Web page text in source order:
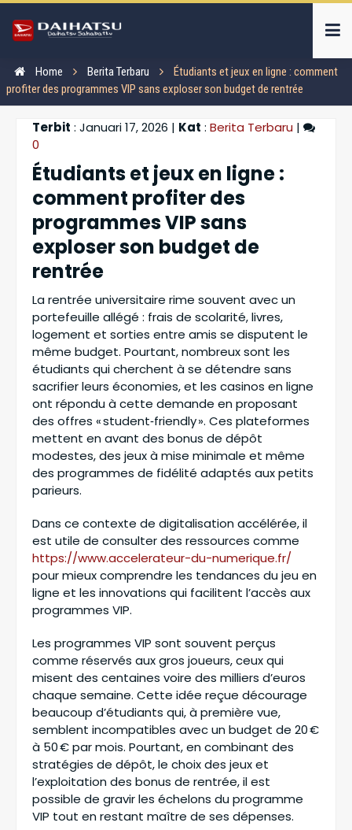
Home Berita Terbaru
Étudiants et jeux en ligne : comment
profiter des programmes VIP sans exploser son budget de rentrée
Terbit : Januari 17, 2026 | Kat : Berita Terbaru |
0
Étudiants et jeux en ligne :
comment profiter des
programmes VIP sans
exploser son budget de
rentrée
La rentrée universitaire rime souvent avec un
portefeuille allégé : frais de scolarité, livres,
logement et sorties entre amis se disputent le
même budget. Pourtant, nombreux sont les
étudiants qui cherchent à se détendre sans
sacrifier leurs économies, et les casinos en ligne
ont répondu à cette demande en proposant
des offres « student‑friendly ». Ces plateformes
mettent en avant des bonus de dépôt
modestes, des jeux à mise minimale et même
des programmes de fidélité adaptés aux petits
parieurs.
Dans ce contexte de digitalisation accélérée, il
est utile de consulter des ressources comme
https://www.accelerateur-du-numerique.fr/
pour mieux comprendre les tendances du jeu en
ligne et les innovations qui facilitent l’accès aux
programmes VIP.
Les programmes VIP sont souvent perçus
comme réservés aux gros joueurs, ceux qui
misent des centaines voire des milliers d’euros
chaque semaine. Cette idée reçue décourage
beaucoup d’étudiants qui, à première vue,
semblent incompatibles avec un budget de 20 €
à 50 € par mois. Pourtant, en combinant des
stratégies de dépôt, le choix des jeux et
l’exploitation des bonus de rentrée, il est
possible de gravir les échelons du programme
VIP tout en restant maître de ses dépenses.